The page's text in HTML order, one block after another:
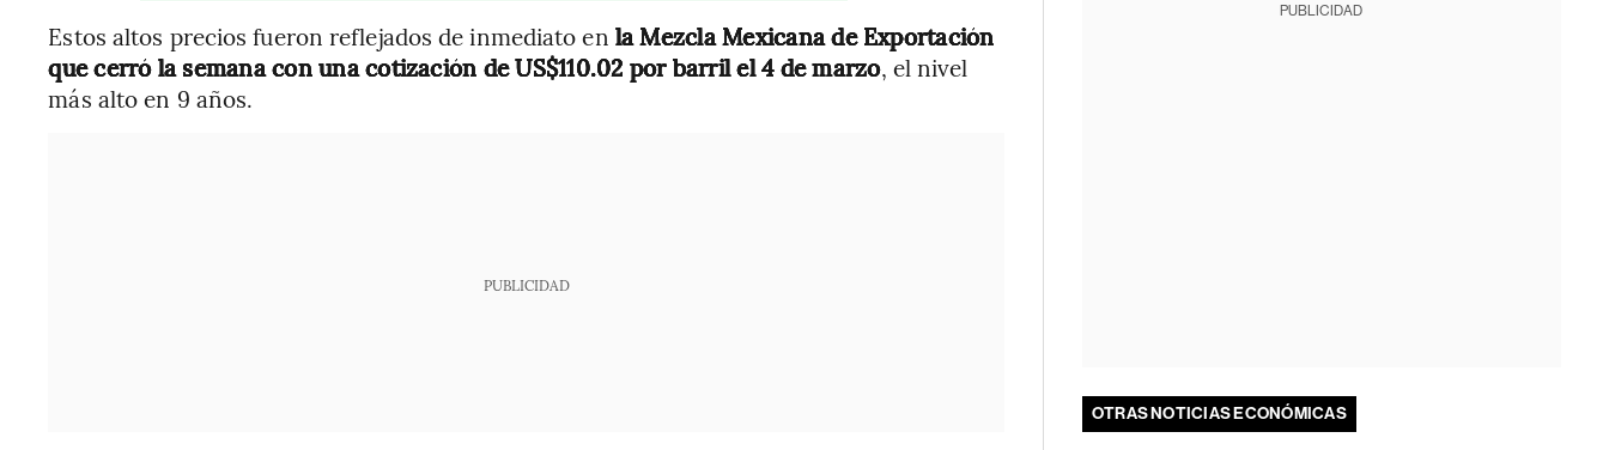
Estos altos precios fueron reflejados de inmediato en la Mezcla Mexicana de Exportación
que cerró la semana con una cotización de US$110.02 por barril el 4 de marzo, el nivel
más alto en 9 años.
PUBLICIDAD
PUBLICIDAD
OTRAS NOTICIAS ECONÓMICAS